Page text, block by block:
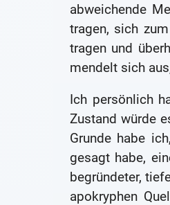
abweichende
tragen, sich
tragen und
mendelt sich
Ich persönlich
Zustand würde
Grunde habe
gesagt habe,
begründeter,
apokryphen